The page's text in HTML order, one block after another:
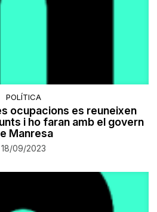
POLÍTICA
ocupacions es reuneixen
i ho faran amb el govern
Manresa
18/09/2023